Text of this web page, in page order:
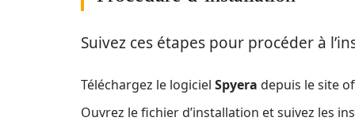
Suivez ces étapes pour procéder à
Téléchargez le logiciel Spyera depuis le site
Ouvrez le fichier d’installation et suivez les